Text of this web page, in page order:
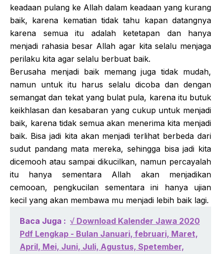
keadaan pulang ke Allah dalam keadaan yang kurang
baik, karena kematian tidak tahu kapan datangnya
karena semua itu adalah ketetapan dan hanya
menjadi rahasia besar Allah agar kita selalu menjaga
perilaku kita agar selalu berbuat baik.
Berusaha menjadi baik memang juga tidak mudah,
namun untuk itu harus selalu dicoba dan dengan
semangat dan tekat yang bulat pula, karena itu butuk
keikhlasan dan kesabaran yang cukup untuk menjadi
baik, karena tidak semua akan menerima kita menjadi
baik. Bisa jadi kita akan menjadi terlihat berbeda dari
sudut pandang mata mereka, sehingga bisa jadi kita
dicemooh atau sampai dikucilkan, namun percayalah
itu hanya sementara Allah akan menjadikan
cemooan, pengkucilan sementara ini hanya ujian
kecil yang akan membawa mu menjadi lebih baik lagi.
Baca Juga : √ Download Kalender Jawa 2020
Pdf Lengkap - Bulan Januari, februari, Maret,
April, Mei, Juni, Juli, Agustus, Spetember,